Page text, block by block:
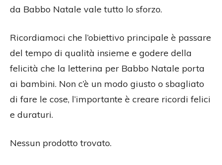
da Babbo Natale vale tutto lo sforzo.
Ricordiamoci che l’obiettivo principale è passare
del tempo di qualità insieme e godere della
felicità che la letterina per Babbo Natale porta
ai bambini. Non c’è un modo giusto o sbagliato
di fare le cose, l’importante è creare ricordi felici
e duraturi.
Nessun prodotto trovato.